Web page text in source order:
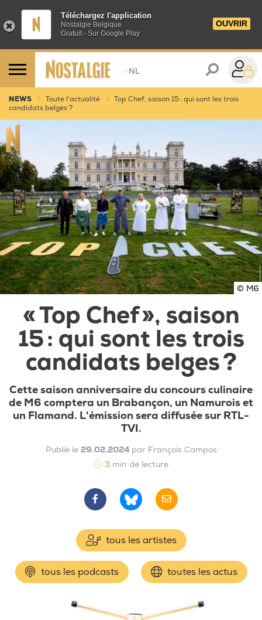
Téléchargez l'application
Nostalgie Belgique
Gratuit - Sur Google Play
OUVRIR
> NL
NEWS Toute l'actualité
Top Chef, saison 15 : qui sont les trois
candidats belges ?
© M6
« Top Chef », saison
15 : qui sont les trois
candidats belges ?
Cette saison anniversaire du concours culinaire
de M6 comptera un Brabançon, un Namurois et
un Flamand. L'émission sera diffusée sur RTL-
TVI.
Publié le 29.02.2024 par François Campos
3 min de lecture
tous les artistes
tous les podcasts toutes les actus